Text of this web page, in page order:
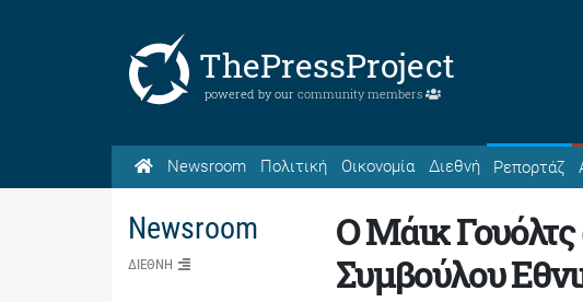
ThePressProject
powered by our community members
Newsroom Πολιτική Οικονομία Διεθνή Ρεπορτάζ
Newsroom
ΔΙΕΘΝΗ
Ο Μάικ
Συμβούλου